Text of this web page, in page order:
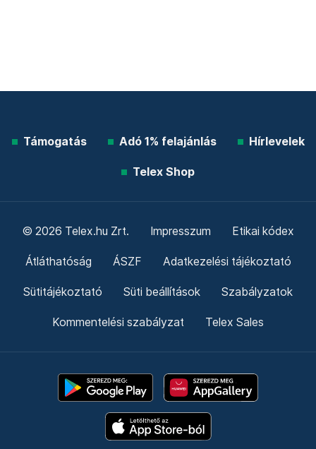
Támogatás Adó 1% felajánlás Hírlevelek
Telex Shop
© 2026 Telex.hu Zrt. Impresszum Etikai kódex
Átláthatóság ÁSZF Adatkezelési tájékoztató
Sütitájékoztató Süti beállítások Szabályzatok
Kommentelési szabályzat Telex Sales